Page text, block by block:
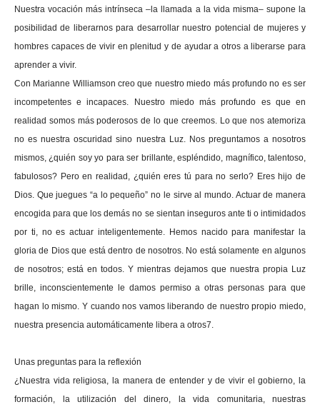
Nuestra vocación más intrínseca –la llamada a la vida misma– supone la
posibilidad de liberarnos para desarrollar nuestro potencial de mujeres y
hombres capaces de vivir en plenitud y de ayudar a otros a liberarse para
aprender a vivir.
Con Marianne Williamson creo que nuestro miedo más profundo no es ser
incompetentes e incapaces. Nuestro miedo más profundo es que en
realidad somos más poderosos de lo que creemos. Lo que nos atemoriza
no es nuestra oscuridad sino nuestra Luz. Nos preguntamos a nosotros
mismos, ¿quién soy yo para ser brillante, espléndido, magnífico, talentoso,
fabulosos? Pero en realidad, ¿quién eres tú para no serlo? Eres hijo de
Dios. Que juegues “a lo pequeño” no le sirve al mundo. Actuar de manera
encogida para que los demás no se sientan inseguros ante ti o intimidados
por ti, no es actuar inteligentemente. Hemos nacido para manifestar la
gloria de Dios que está dentro de nosotros. No está solamente en algunos
de nosotros; está en todos. Y mientras dejamos que nuestra propia Luz
brille, inconscientemente le damos permiso a otras personas para que
hagan lo mismo. Y cuando nos vamos liberando de nuestro propio miedo,
nuestra presencia automáticamente libera a otros7.
Unas preguntas para la reflexión
¿Nuestra vida religiosa, la manera de entender y de vivir el gobierno, la
formación, la utilización del dinero, la vida comunitaria, nuestras